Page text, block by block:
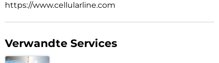
https://www.cellularline.com
Verwandte Services